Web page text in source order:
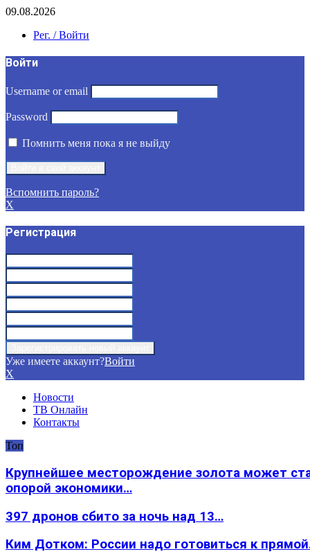
09.08.2026
Рег. / Войти
Войти
Username or email
Password
Помнить меня пока я не выйду
Вспомнить пароль?
X
Регистрация
Уже имеете аккаунт?Войти
X
Новости
ТВ Онлайн
Контакты
Топ
Крупнейшее месторождение золота может
опорой экономики…
397 дронов сбито за ночь над 13…
Ким Дотком: России надо готовиться к